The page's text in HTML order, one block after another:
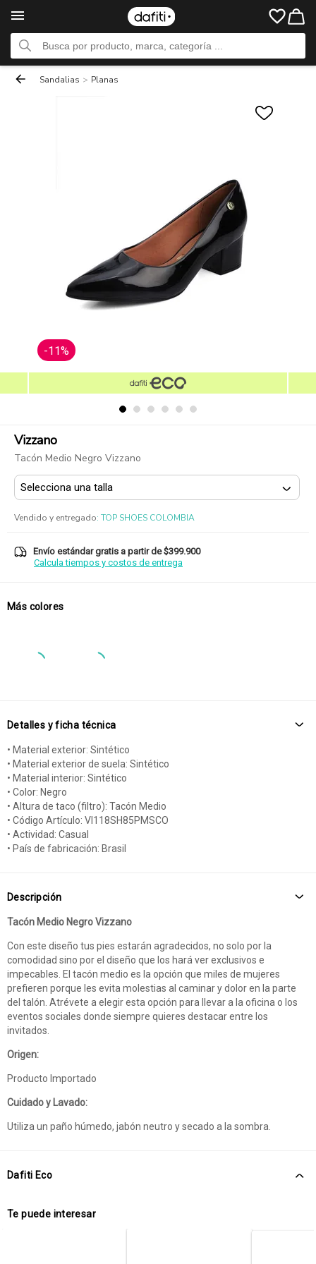
Sandalias > Planas
-11%
Vizzano
Tacón Medio Negro Vizzano
Vendido y entregado: TOP SHOES COLOMBIA
Envío estándar gratis a partir de $399.900
Calcula tiempos y costos de entrega
Más colores
Detalles y ficha técnica
• Material exterior: Sintético
• Material exterior de suela: Sintético
• Material interior: Sintético
• Color: Negro
• Altura de taco (filtro): Tacón Medio
• Código Artículo: VI118SH85PMSCO
• Actividad: Casual
• País de fabricación: Brasil
Descripción
Tacón Medio Negro Vizzano
Con este diseño tus pies estarán agradecidos, no solo por la
comodidad sino por el diseño que los hará ver exclusivos e
impecables. El tacón medio es la opción que miles de mujeres
prefieren porque les evita molestias al caminar y dolor en la parte
del talón. Atrévete a elegir esta opción para llevar a la oficina o los
eventos sociales donde siempre quieres destacar entre los
invitados.
Origen:
Producto Importado
Cuidado y Lavado:
Utiliza un paño húmedo, jabón neutro y secado a la sombra.
Dafiti Eco
Te puede interesar